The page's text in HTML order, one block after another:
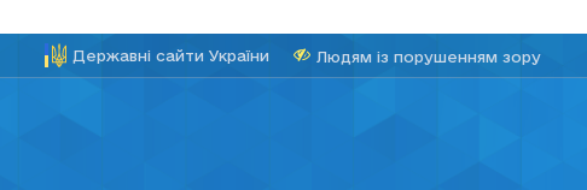
Державні сайти України Людям із порушенням зору